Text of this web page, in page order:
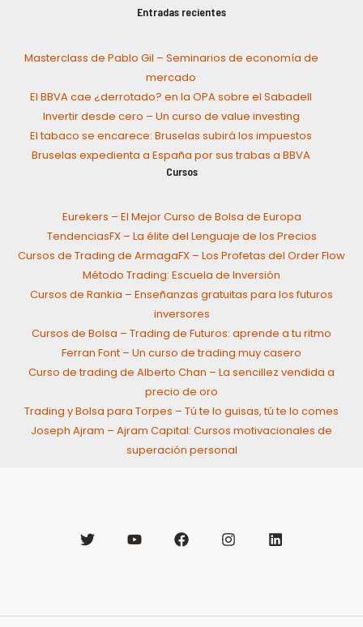
Entradas recientes
Masterclass de Pablo Gil – Seminarios de economía de
mercado
El BBVA cae ¿derrotado? en la OPA sobre el Sabadell
Invertir desde cero – Un curso de value investing
El tabaco se encarece: Bruselas subirá los impuestos
Bruselas expedienta a España por sus trabas a BBVA
Cursos
Eurekers – El Mejor Curso de Bolsa de Europa
TendenciasFX – La élite del Lenguaje de los Precios
Cursos de Trading de ArmagaFX – Los Profetas del Order Flow
Método Trading: Escuela de Inversión
Cursos de Rankia – Enseñanzas gratuitas para los futuros
inversores
Cursos de Bolsa – Trading de Futuros: aprende a tu ritmo
Ferran Font – Un curso de trading muy casero
Curso de trading de Alberto Chan – La sencillez vendida a
precio de oro
Trading y Bolsa para Torpes – Tú te lo guisas, tú te lo comes
Joseph Ajram – Ajram Capital: Cursos motivacionales de
superación personal